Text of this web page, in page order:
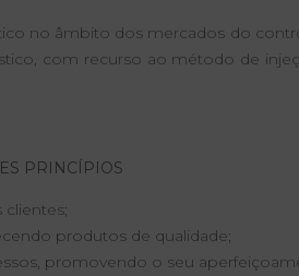
no âmbito dos mercados do
com recurso ao método de
PRINCÍPIOS
produtos de qualidade;
promovendo o seu